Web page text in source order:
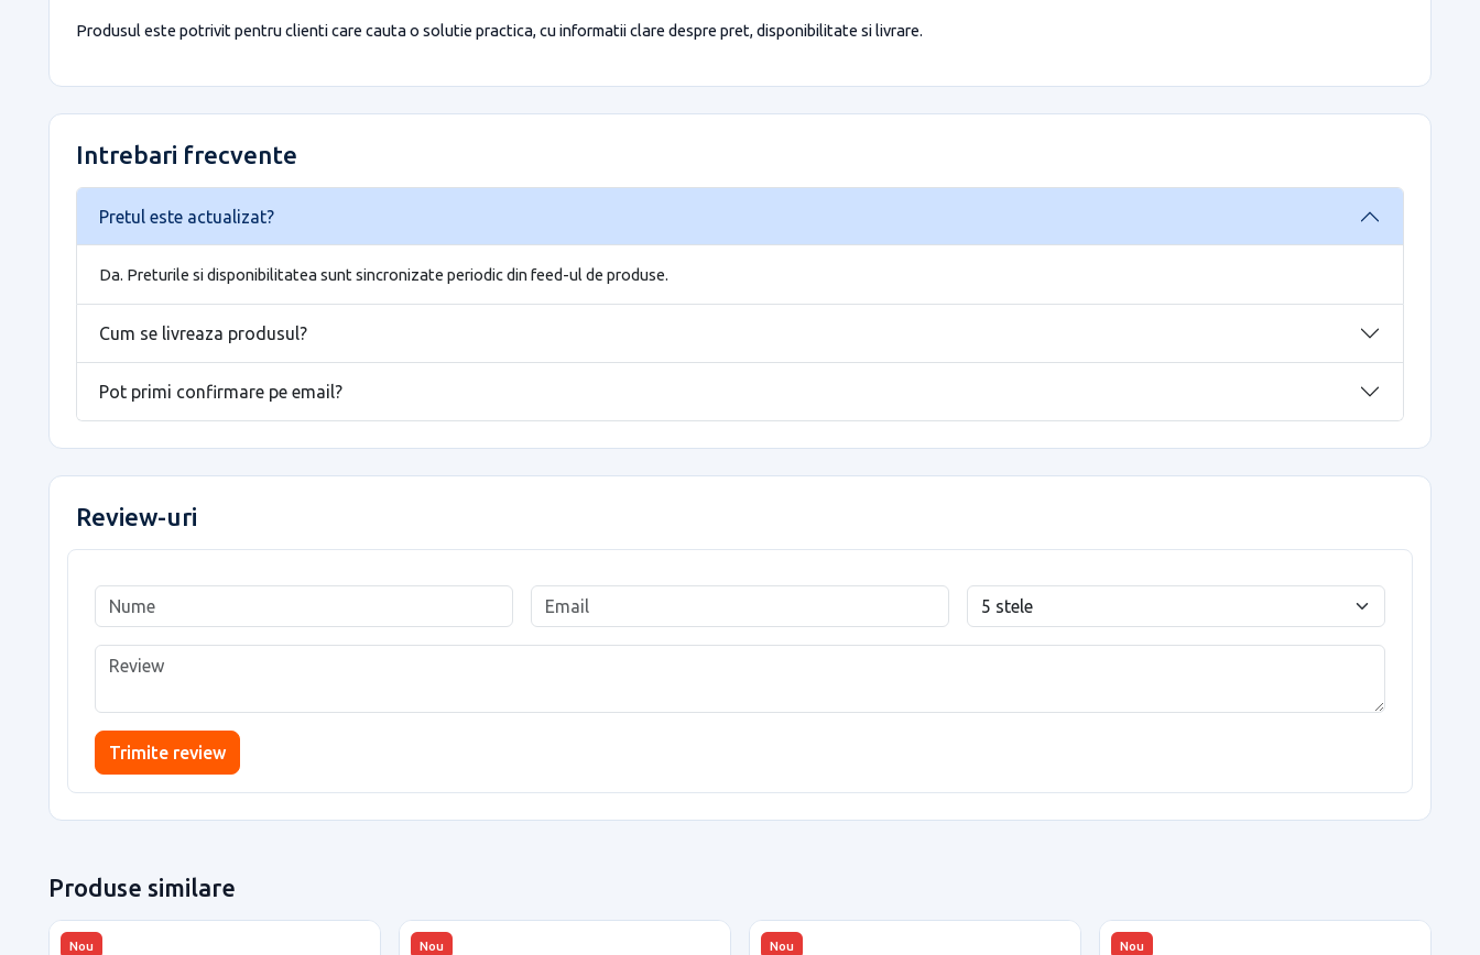
Produsul este potrivit pentru clienti care cauta o solutie practica, cu informatii clare despre pret, disponibilitate si livrare.
Intrebari frecvente
Pretul este actualizat?
Da. Preturile si disponibilitatea sunt sincronizate periodic din feed-ul de produse.
Cum se livreaza produsul?
Pot primi confirmare pe email?
Review-uri
Trimite review
Produse similare
Nou Nou Nou Nou